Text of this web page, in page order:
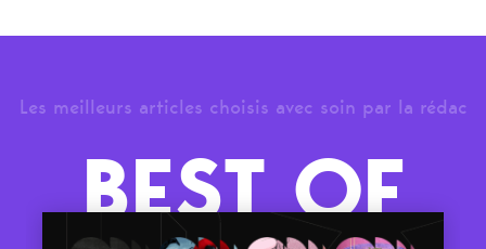
Les meilleurs articles choisis avec soin par la rédac
BEST OF